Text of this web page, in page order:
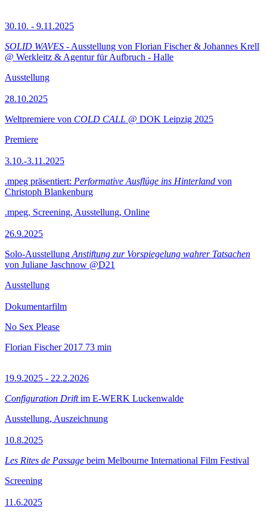
30.10. - 9.11.2025
SOLID WAVES - Ausstellung von Florian Fischer & Johannes Krell
@ Werkleitz & Agentur für Aufbruch - Halle
Ausstellung
28.10.2025
Weltpremiere von COLD CALL @ DOK Leipzig 2025
Premiere
3.10.-3.11.2025
.mpeg präsentiert: Performative Ausflüge ins Hinterland von
Christoph Blankenburg
.mpeg, Screening, Ausstellung, Online
26.9.2025
Solo-Ausstellung Anstiftung zur Vorspiegelung wahrer Tatsachen
von Juliane Jaschnow @D21
Ausstellung
Dokumentarfilm
No Sex Please
Florian Fischer 2017 73 min
19.9.2025 - 22.2.2026
Configuration Driftim E-WERK Luckenwalde
Ausstellung, Auszeichnung
10.8.2025
Les Rites de Passage beim Melbourne International Film Festival
Screening
11.6.2025